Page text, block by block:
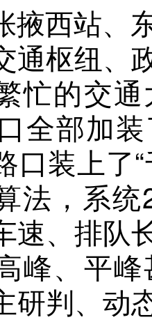
掖西站、
通枢纽、
忙的交
全部加
口装上了
法，系
速、排队
峰、平
研判、动